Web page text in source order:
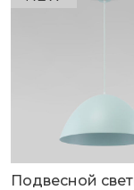
Подвесной